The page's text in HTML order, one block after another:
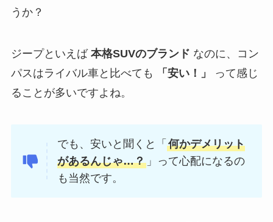
うか？
ジープといえば 本格SUVのブランド なのに、コン
パスはライバル車と比べても
「安い！」
って感じ
ることが多いですよね。
でも、安いと聞くと「何かデメリット
があるんじゃ…？ 」って心配になるの
も当然です。